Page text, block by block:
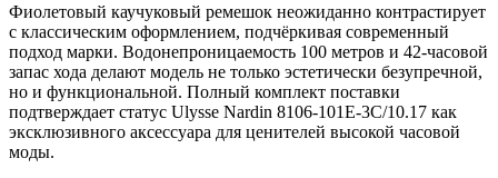
Фиолетовый каучуковый ремешок неожиданно контрастирует
с классическим оформлением, подчёркивая современный
подход марки. Водонепроницаемость 100 метров и 42-часовой
запас хода делают модель не только эстетически безупречной,
но и функциональной. Полный комплект поставки
подтверждает статус Ulysse Nardin 8106-101E-3C/10.17 как
эксклюзивного аксессуара для ценителей высокой часовой
моды.